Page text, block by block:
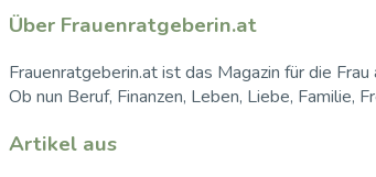
Über Frauenratgeberin.at
Frauenratgeberin.at ist das Magazin für die
Ob nun Beruf, Finanzen, Leben, Liebe, Familie,
Artikel aus